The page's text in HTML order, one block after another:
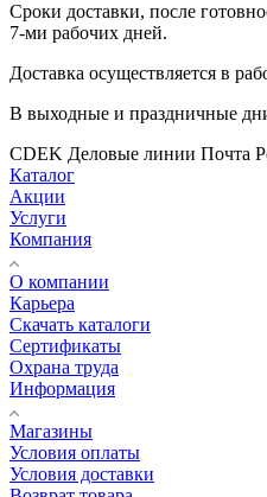
Сроки доставки, после
7-ми рабочих дней.
Доставка осуществляется в
В выходные и праздничные
CDEK Деловые линии Почта
Каталог
Акции
Услуги
Компания
О компании
Карьера
Cкачать каталоги
Сертификаты
Охрана труда
Информация
Магазины
Условия оплаты
Условия доставки